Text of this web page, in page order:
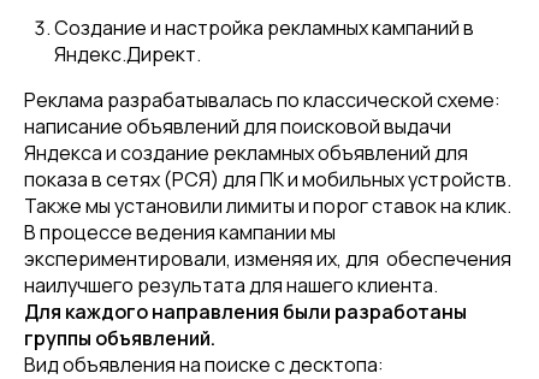
Создание и настройка рекламных кампаний в
Яндекс.Директ.
Реклама разрабатывалась по классической схеме:
написание объявлений для поисковой выдачи
Яндекса и создание рекламных объявлений для
показа в сетях (РСЯ) для ПК и мобильных устройств.
Также мы установили лимиты и порог ставок на клик.
В процессе ведения кампании мы
экспериментировали, изменяя их, для обеспечения
наилучшего результата для нашего клиента.
Для каждого направления были разработаны
группы объявлений.
Вид объявления на поиске с десктопа: